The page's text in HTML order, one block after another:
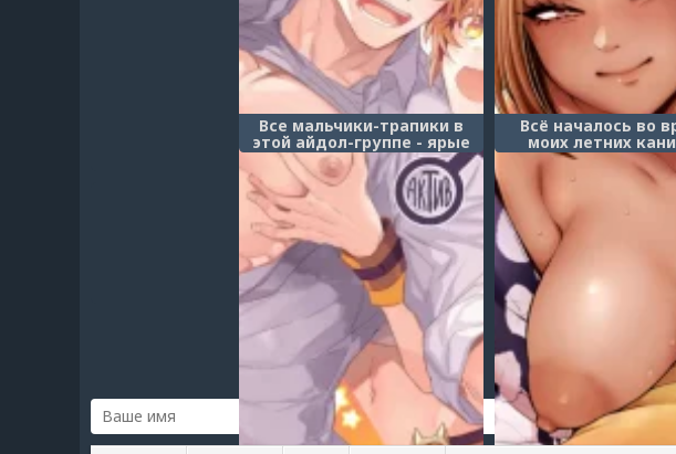
Все мальчики-трапики в
этой айдол-группе - ярые
активы - Глава 3
(Otokonoko Idol Zenin
Baritachi Keikaku)
Всё началось во
моих летних
(Kikkake wa